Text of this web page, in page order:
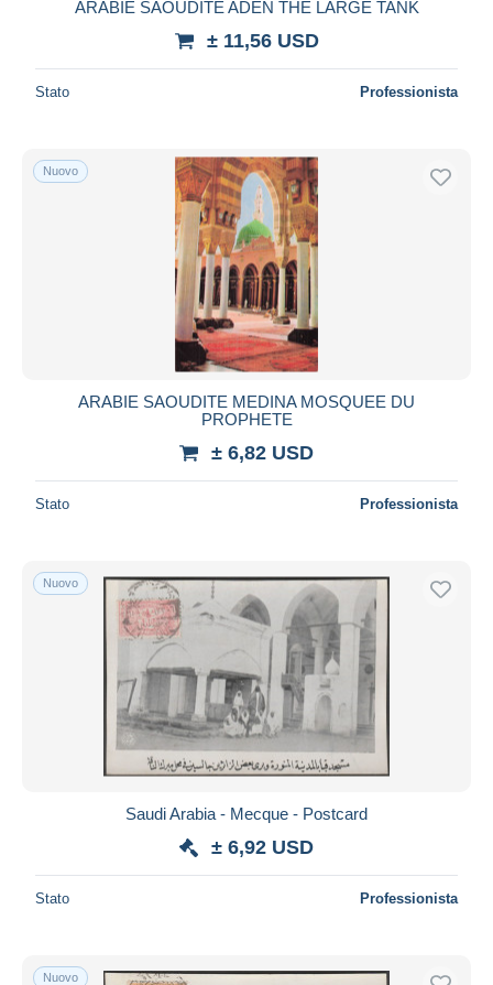
ARABIE SAOUDITE ADEN THE LARGE TANK
± 11,56 USD
Stato Professionista
Nuovo
ARABIE SAOUDITE MEDINA MOSQUEE DU
PROPHETE
± 6,82 USD
Stato Professionista
Nuovo
Saudi Arabia - Mecque - Postcard
± 6,92 USD
Stato Professionista
Nuovo